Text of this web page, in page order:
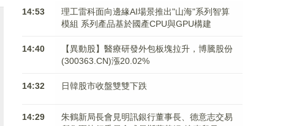
14:53
理工雷科面向邊緣AI場景推出"山海"系列智算
模組 系列產品基於國產CPU與GPU構建
14:40
【異動股】醫療研發外包板塊拉升，博騰股份
(300363.CN)漲20.02%
14:32 日韓股市收盤雙雙下跌
14:29
朱鶴新局長會見明訊銀行董事長、德意志交易